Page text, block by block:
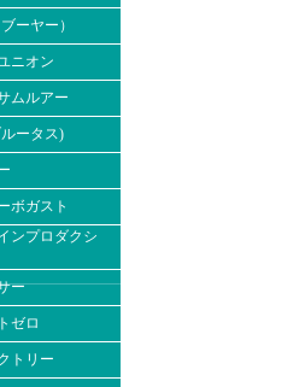
ーヤー）
ニオン
ムルアー
ルータス)
ボガスト
ンプロダクシ
ー
ゼロ
トリー